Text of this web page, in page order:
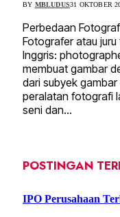
BY MBLUDUS31 OKTOBER
Perbedaan
Fotografer atau
Inggris:
membuat gambar
dari subyek
peralatan fotografi
seni dan…
POSTINGAN
IPO Perusahaan